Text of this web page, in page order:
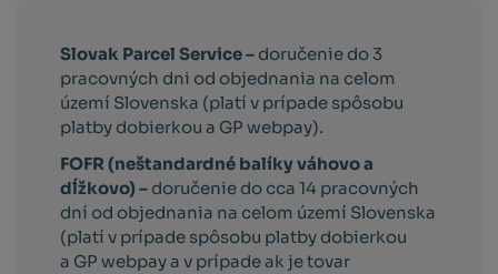
Slovak Parcel Service – doručenie do 3
pracovných dni od objednania na celom
území Slovenska (platí v prípade spôsobu
platby dobierkou a GP webpay).
FOFR (neštandardné balíky váhovo a
dĺžkovo) – doručenie do cca 14 pracovných
dní od objednania na celom území Slovenska
(platí v prípade spôsobu platby dobierkou
a GP webpay a v prípade ak je tovar